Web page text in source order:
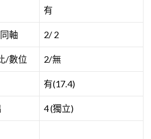
有
軸 2/ 2
/數位 2/無
有(17.4)
4 (獨立)